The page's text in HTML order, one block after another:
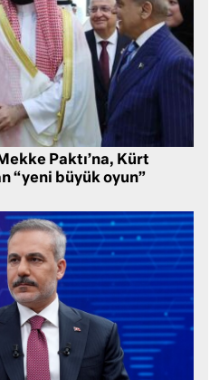
Paktı’na, Kürt
“yeni büyük oyun”